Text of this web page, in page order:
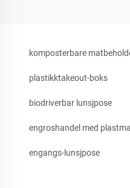
komposterbare
plastikktakeout-boks
biodriverbar lunsjpose
engroshandel med
engangs-lunsjpose